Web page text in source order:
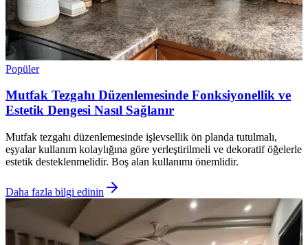
Popüler
Mutfak Tezgahı Düzenlemesinde Fonksiyonellik ve
Estetik Dengesi Nasıl Sağlanır
Mutfak tezgahı düzenlemesinde işlevsellik ön planda tutulmalı,
eşyalar kullanım kolaylığına göre yerleştirilmeli ve dekoratif öğelerle
estetik desteklenmelidir. Boş alan kullanımı önemlidir.
Daha fazla bilgi edinin